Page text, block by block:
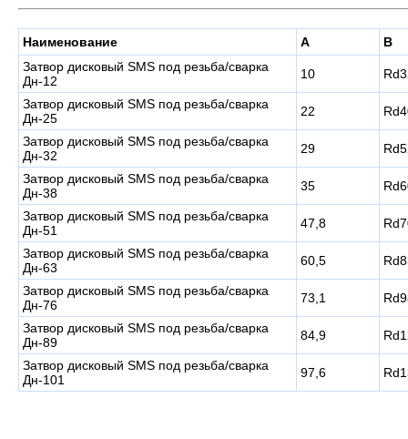
Наименование A
B
Затвор дисковый SMS под резьба/сварка
Дн-12
10
Затвор дисковый SMS под резьба/сварка
Дн-25
22
Затвор дисковый SMS под резьба/сварка
Дн-32
29
Затвор дисковый SMS под резьба/сварка
Дн-38
35
Затвор дисковый SMS под резьба/сварка
Дн-51
47,8
Затвор дисковый SMS под резьба/сварка
Дн-63
60,5
Затвор дисковый SMS под резьба/сварка
Дн-76
73,1
Затвор дисковый SMS под резьба/сварка
Дн-89
84,9
Затвор дисковый SMS под резьба/сварка
Дн-101
97,6